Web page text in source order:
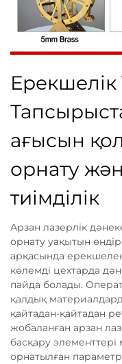
Ерекшелік
ағысын
орнату
тиімділік
Арзан лазерлік
орнату уақытын
арқасында
көлемді цехтарда
пайда болады.
қалдық
қайтадан-қайтадан
жобаланған арзан
басқару
орнатылған